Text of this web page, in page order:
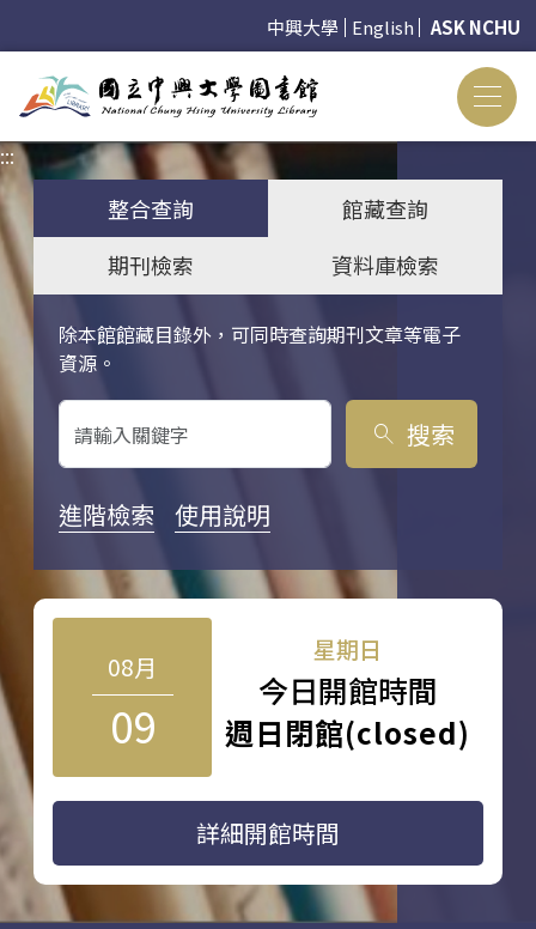
中興大學 English ASK NCHU
:::
整合查詢
館藏查詢
期刊檢索
資料庫檢索
除本館館藏目錄外，可同時查詢期刊文章等電子
資源。
關鍵字搜尋
search 搜索
進階檢索 使用說明
08月
09
星期日
今日開館時間
週日閉館(closed)
詳細開館時間